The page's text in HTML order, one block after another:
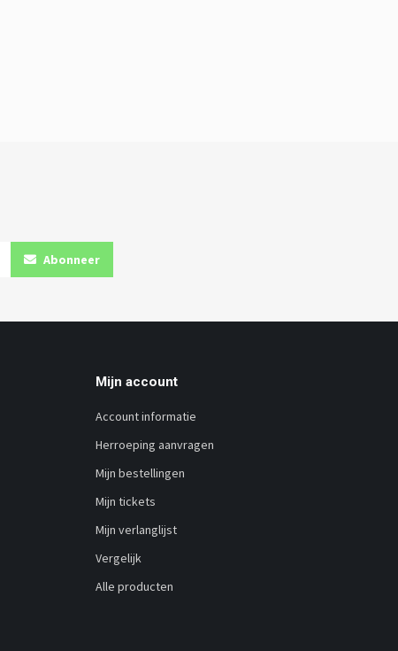
Abonneer
Mijn account
Account informatie
Herroeping aanvragen
Mijn bestellingen
Mijn tickets
Mijn verlanglijst
Vergelijk
Alle producten